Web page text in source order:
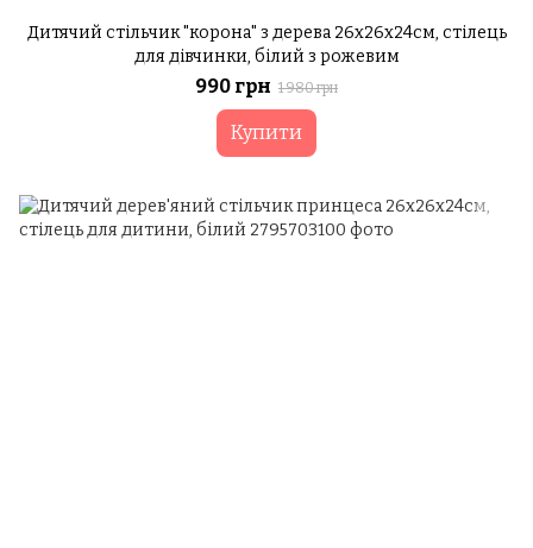
Дитячий стільчик "корона" з дерева 26х26х24см, стілець
для дівчинки, білий з рожевим
990 грн 1 980 грн
Купити